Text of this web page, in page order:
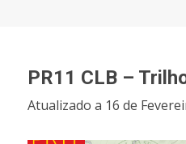
PR11 CLB –
Atualizado a 16 de